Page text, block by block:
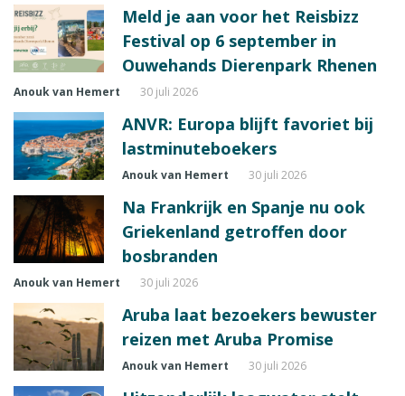
Meld je aan voor het Reisbizz
Festival op 6 september in
Ouwehands Dierenpark Rhenen
Anouk van Hemert 30 juli 2026
ANVR: Europa blijft favoriet bij
lastminuteboekers
Anouk van Hemert 30 juli 2026
Na Frankrijk en Spanje nu ook
Griekenland getroffen door
bosbranden
Anouk van Hemert 30 juli 2026
Aruba laat bezoekers bewuster
reizen met Aruba Promise
Anouk van Hemert 30 juli 2026